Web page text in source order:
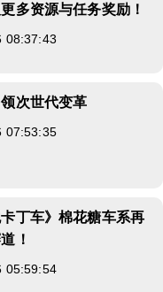
多资源与任务奖励！
08:37:43
次世代变革
07:53:35
丁车》棉花糖车系再
！
05:59:54